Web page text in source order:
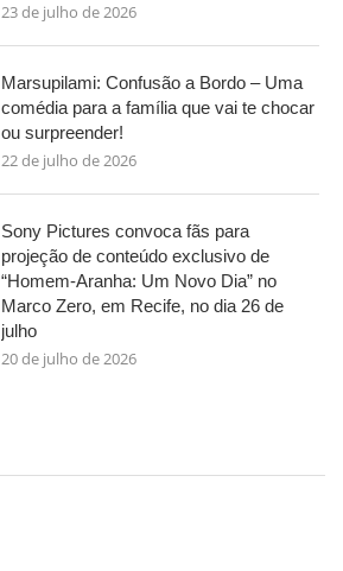
23 de julho de 2026
Marsupilami: Confusão a Bordo – Uma
comédia para a família que vai te chocar
ou surpreender!
22 de julho de 2026
Sony Pictures convoca fãs para
projeção de conteúdo exclusivo de
“Homem-Aranha: Um Novo Dia” no
Marco Zero, em Recife, no dia 26 de
julho
20 de julho de 2026